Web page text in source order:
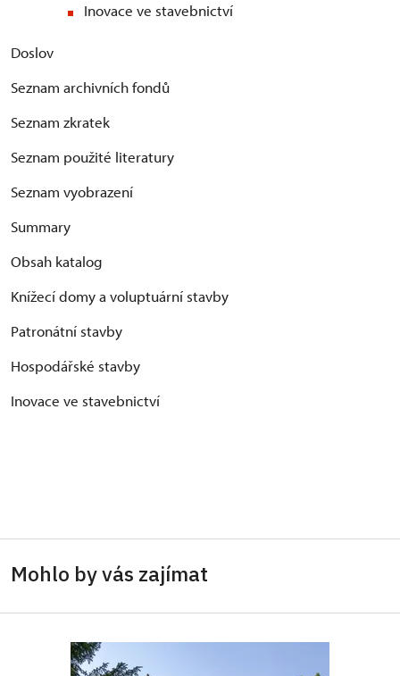
Inovace ve stavebnictví
Doslov
Seznam archivních fondů
Seznam zkratek
Seznam použité literatury
Seznam vyobrazení
Summary
Obsah katalog
Knížecí domy a voluptuární stavby
Patronátní stavby
Hospodářské stavby
Inovace ve stavebnictví
Mohlo by vás zajímat